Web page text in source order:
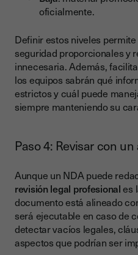
oficialmente.
Definir estos niveles
seguridad proporcionales y
innecesaria. Además,
los equipos sabrán qué
estrictos y cuál puede
siempre manteniendo su
Paso 4: Revisar con
Aunque un NDA puede
revisión legal profesionales
documento está alineado
será ejecutable en caso de
detectar vacíos legales,
aspectos que podrían ser